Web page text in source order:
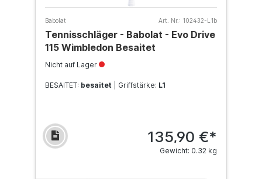
Babolat Art. Nr.: 102432-L1b
Tennisschläger - Babolat - Evo Drive
115 Wimbledon Besaitet
Nicht auf Lager
BESAITET: besaitet | Griffstärke: L1
135,90 €*
Gewicht: 0.32 kg